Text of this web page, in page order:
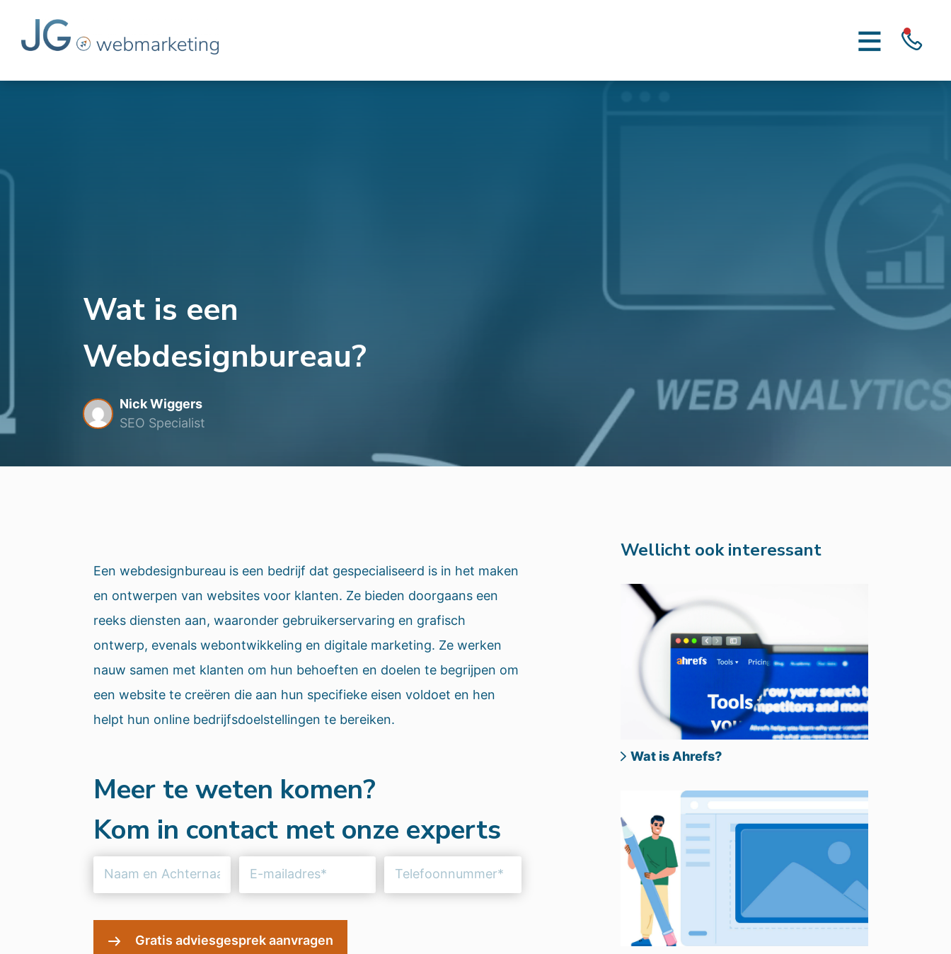
Wat is een
Webdesignbureau?
Nick Wiggers
SEO Specialist
Een webdesignbureau is een bedrijf dat gespecialiseerd is in het maken
en ontwerpen van websites voor klanten. Ze bieden doorgaans een
reeks diensten aan, waaronder gebruikerservaring en grafisch
ontwerp, evenals webontwikkeling en digitale marketing. Ze werken
nauw samen met klanten om hun behoeften en doelen te begrijpen om
een website te creëren die aan hun specifieke eisen voldoet en hen
helpt hun online bedrijfsdoelstellingen te bereiken.
Meer te weten komen?
Kom in contact met onze experts
en
Achternaam
mailadres
(Vereist)
Wellicht ook interessant
Wat is Ahrefs?